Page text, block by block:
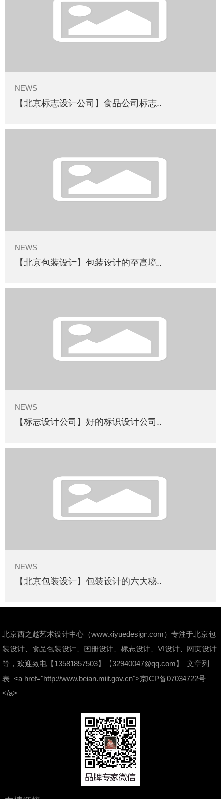
NEWS
【北京标志设计公司】食品公司标志..
NEWS
【北京包装设计】包装设计的至高境..
NEWS
【标志设计公司】好的标识设计公司..
NEWS
【北京包装设计】包装设计的六大秘..
北京西之越艺术设计中心（www.xiyuedesign.com）专注于北京包
装设计、食品包装设计、画册设计、标志设计、VI设计、网页设计
等，欢迎致电【13581857503】
【32940047@qq.com】
文章列
表 <a href="http://www.beian.miit.gov.cn">京ICP备07034722号
</a>